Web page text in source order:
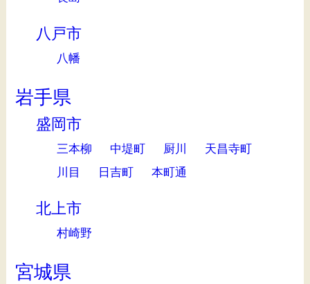
八戸市
八幡
岩手県
盛岡市
三本柳 中堤町 厨川
天昌寺町
川目
日吉町 本町通
北上市
村崎野
宮城県